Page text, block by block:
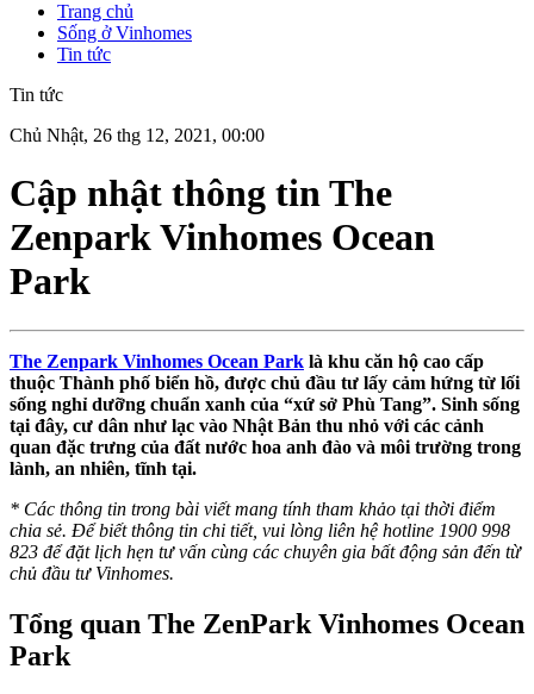
Trang chủ
Sống ở Vinhomes
Tin tức
Tin tức
Chủ Nhật, 26 thg 12, 2021, 00:00
Cập nhật thông tin The
Zenpark Vinhomes Ocean
Park
The Zenpark Vinhomes Ocean Park là khu căn hộ cao cấp
thuộc Thành phố biển hồ, được chủ đầu tư lấy cảm hứng từ lối
sống nghỉ dưỡng chuẩn xanh của “xứ sở Phù Tang”. Sinh sống
tại đây, cư dân như lạc vào Nhật Bản thu nhỏ với các cảnh
quan đặc trưng của đất nước hoa anh đào và môi trường trong
lành, an nhiên, tĩnh tại.
* Các thông tin trong bài viết mang tính tham khảo tại thời điểm
chia sẻ. Để biết thông tin chi tiết, vui lòng liên hệ hotline 1900 998
823 để đặt lịch hẹn tư vấn cùng các chuyên gia bất động sản đến từ
chủ đầu tư Vinhomes.
Tổng quan The ZenPark Vinhomes Ocean
Park